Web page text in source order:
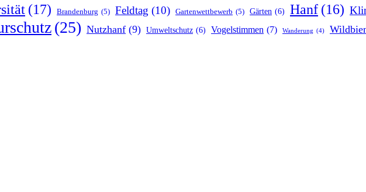
(17) Brandenburg (5) Feldtag (10) Gartenwettbewerb (5) Gärten (6) Hanf (16)
(25) Nutzhanf (9) Umweltschutz (6) Vogelstimmen (7) Wanderung (4)